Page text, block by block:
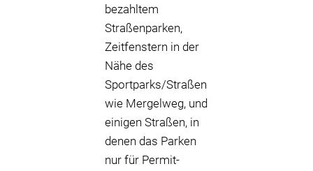
bezahltem
Straßenparken,
Zeitfenstern in der
Nähe des
Sportparks/Straßen
wie Mergelweg, und
einigen Straßen, in
denen das Parken
nur für Permit-